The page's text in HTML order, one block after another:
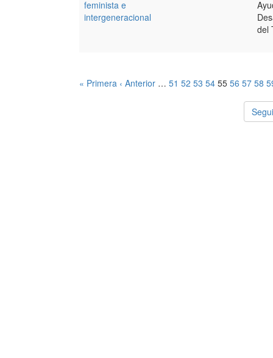
feminista e
intergeneracional
del
« Primera ‹ Anterior … 51 52 53 54 55 56 57 58